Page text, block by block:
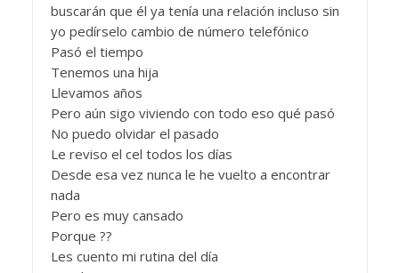
buscarán que él ya tenía una relación incluso sin
yo pedírselo cambio de número telefónico
Pasó el tiempo
Tenemos una hija
Llevamos años
Pero aún sigo viviendo con todo eso qué pasó
No puedo olvidar el pasado
Le reviso el cel todos los días
Desde esa vez nunca le he vuelto a encontrar
nada
Pero es muy cansado
Porque ??
Les cuento mi rutina del día